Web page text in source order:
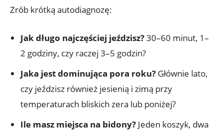
Zrób krótką autodiagnozę:
Jak długo najczęściej jeździsz?30–60 minut, 1–
2 godziny, czy raczej 3–5 godzin?
Jaka jest dominująca pora roku? Głównie lato,
czy jeździsz również jesienią i zimą przy
temperaturach bliskich zera lub poniżej?
Ile masz miejsca na bidony? Jeden koszyk, dwa